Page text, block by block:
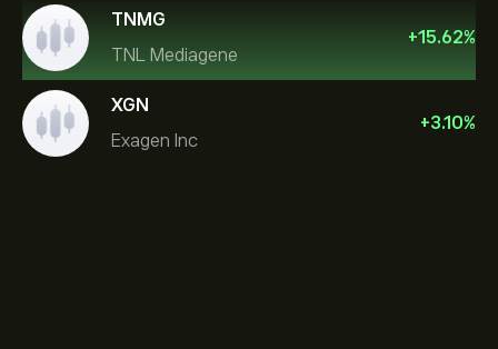
TNMG
TNL Mediagene
+15.62%
XGN
Exagen Inc
+3.10%